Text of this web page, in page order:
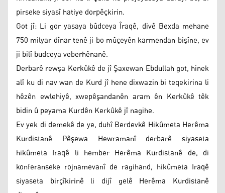
pirseke siyasî hatiye dorpêçkirin.
Got jî: Li gor yasaya bûdceya Îraqê, divê Bexda mehane
750 milyar dînar tenê ji bo mûçeyên karmendan bişîne, ev
ji bilî budceya veberhênanê.
Derbarê rewşa Kerkûkê de jî Şaxewan Ebdullah got, hinek
alî ku di nav wan de Kurd jî hene dixwazin bi teqekirina li
hêzên ewlehiyê, xwepêşandanên aram ên Kerkûkê têk
bidin û peyama Kurdên Kerkûkê jî nagihe.
Ev yek di demekê de ye, duhî Berdevkê Hikûmeta Herêma
Kurdistanê Pêşewa Hewramanî derbarê siyaseta
hikûmeta Iraqê li hember Herêma Kurdistanê de, di
konferanseke rojnamevanî de ragihand, hikûmeta Iraqê
siyaseta birçîkirinê li dijî gelê Herêma Kurdistanê